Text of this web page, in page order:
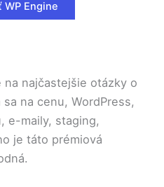
WP Engine
najčastejšie otázky o
na cenu, WordPress,
e-maily, staging,
je táto prémiová